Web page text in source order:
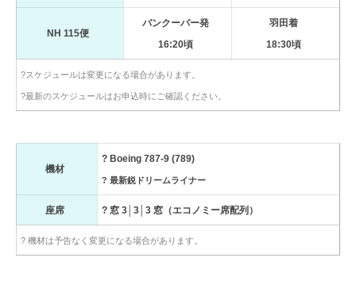
NH 115便
バンクーバー発
16:20頃
羽田着
18:30頃
?スケジュールは変更になる場合があります。
?最新のスケジュールはお申込時にご確認ください。
機材
? Boeing 787-9 (789)
? 最新鋭ドリームライナー
座席 ? 窓 3│3│3 窓（エコノミー席配列）
? 機材は予告なく変更になる場合があります。